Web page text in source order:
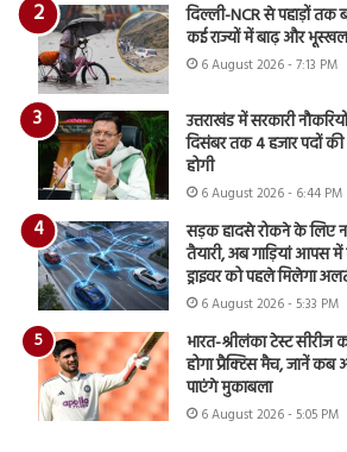
दिल्ली-NCR से पहाड़ों
कई राज्यों में बाढ़ और
6 August 2026 - 7:13 PM
उत्तराखंड में सरकारी
दिसंबर तक 4 हजार पदों की
होगी
6 August 2026 - 6:44 PM
सड़क हादसे रोकने के लिए
तैयारी, अब गाड़ियां आपस
ड्राइवर को पहले मिलेगा
6 August 2026 - 5:33 PM
भारत-श्रीलंका टेस्ट
होगा प्रैक्टिस मैच, जानें
पाएंगे मुकाबला
6 August 2026 - 5:05 PM